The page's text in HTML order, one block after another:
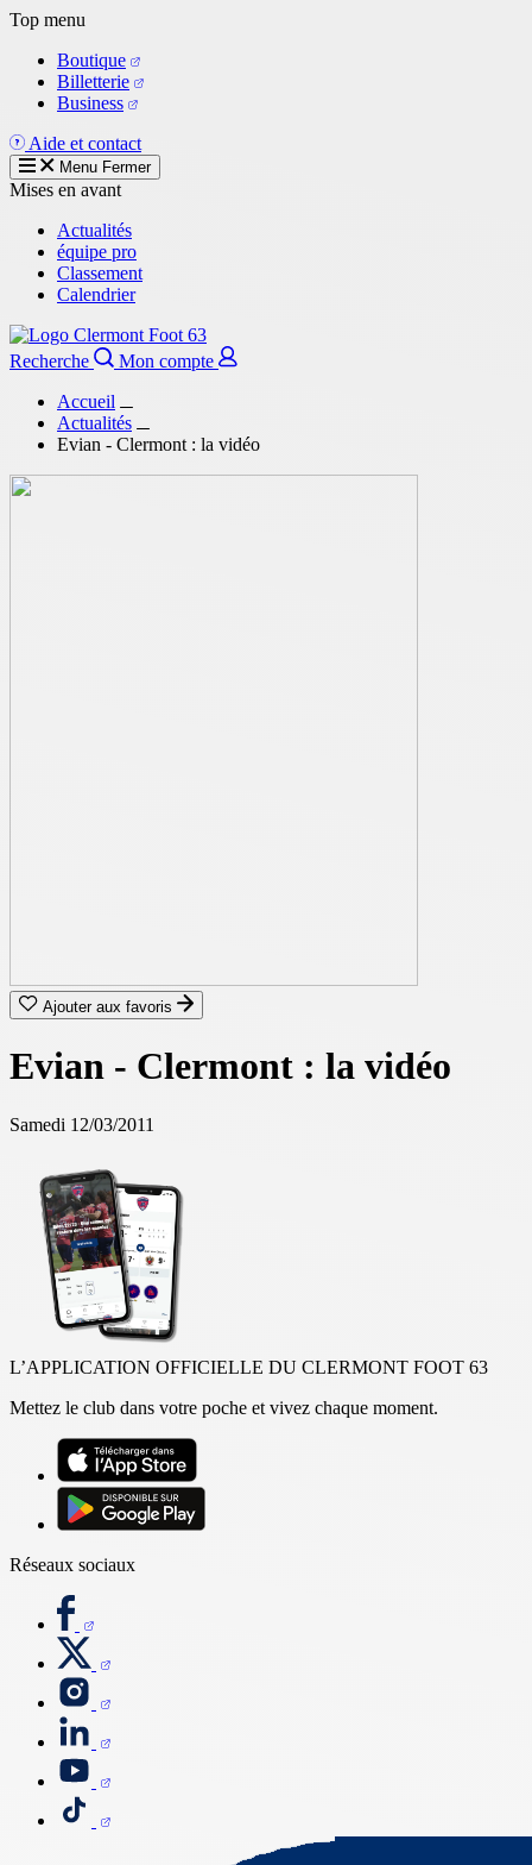
Aller
contenu
principal
Top menu
Boutique
Billetterie
Business
Aide et contact
Menu Fermer
Mises en avant
Actualités
équipe pro
Classement
Calendrier
Recherche
Mon compte
Accueil
Actualités
Evian - Clermont : la vidéo
Ajouter aux favoris
Evian - Clermont : la vidéo
Samedi 12/03/2011
L’APPLICATION OFFICIELLE DU CLERMONT FOOT 63
Mettez le club dans votre poche et vivez chaque moment.
Réseaux sociaux